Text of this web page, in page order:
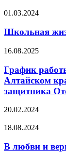
01.03.2024
Школьная
16.08.2025
График
Алтайском
защитника
20.02.2024
18.08.2024
В любви и